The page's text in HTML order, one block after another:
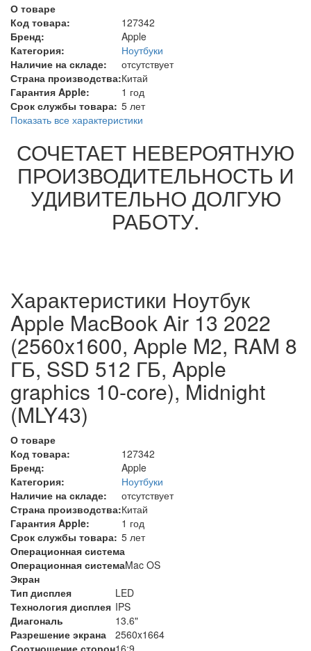
О товаре
Код товара:
127342
Бренд:
Apple
Категория:
Ноутбуки
Наличие на складе:
отсутствует
Страна производства:Китай
Гарантия Apple:
1 год
Срок службы товара: 5 лет
Показать все характеристики
СОЧЕТАЕТ НЕВЕРОЯТНУЮ
ПРОИЗВОДИТЕЛЬНОСТЬ И
УДИВИТЕЛЬНО ДОЛГУЮ
РАБОТУ.
Характеристики Ноутбук
Apple MacBook Air 13 2022
(2560x1600, Apple M2, RAM 8
ГБ, SSD 512 ГБ, Apple
graphics 10-core), Midnight
(MLY43)
О товаре
Код товара:
127342
Бренд:
Apple
Категория:
Ноутбуки
Наличие на складе:
отсутствует
Страна производства:Китай
Гарантия Apple:
1 год
Срок службы товара: 5 лет
Операционная система
Операционная системаMac OS
Экран
Тип дисплея
LED
Технология дисплея IPS
Диагональ
13.6"
Разрешение экрана
2560x1664
Соотношение сторон16:9